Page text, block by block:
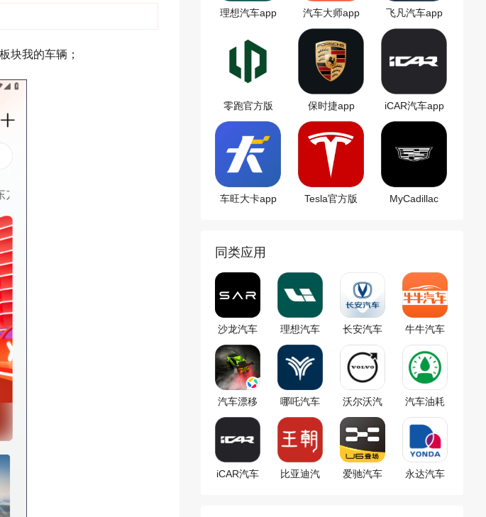
块我的车辆；
理想汽车app 汽车大师app 飞凡汽车app
零跑官方版 保时捷app iCAR汽车app
车旺大卡app Tesla官方版
MyCadillac
同类应用
沙龙汽车
理想汽车
app
长安汽车
app
牛牛汽车
汽车漂移 哪吒汽车
沃尔沃汽
车
汽车油耗
iCAR汽车
比亚迪汽
爱驰汽车 永达汽车